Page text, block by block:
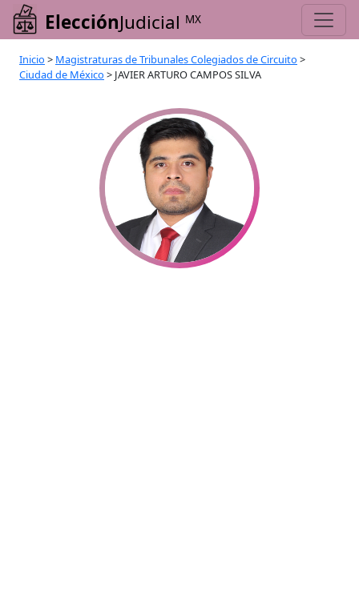
ElecciónJudicial MX
Inicio > Magistraturas de Tribunales Colegiados de Circuito >
Ciudad de México > JAVIER ARTURO CAMPOS SILVA